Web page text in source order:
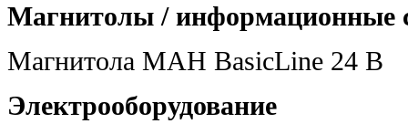
Магнитолы / информационные
Магнитола МАН BasicLine 24 В
Электрооборудование